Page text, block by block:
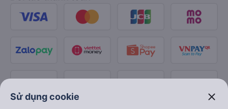
Sử dụng cookie close